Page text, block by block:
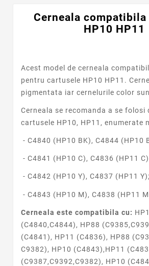
Cerneala
HP10 HP11
Acest model de cerneala
pentru cartusele HP10 HP11.
pigmentata iar cernelurile color
Cerneala se recomanda a se folosi
cartusele HP10, HP11, enumerate
- C4840 (HP10 BK), C4844 (HP10
- C4841 (HP10 C), C4836 (HP11 C)
- C4842 (HP10 Y), C4837 (HP11 Y);
- C4843 (HP10 M), C4838 (HP11
Cerneala este compatibila cu:
(C4840,C4844), HP88
(C4841), HP11 (C4836), HP88
C9382), HP10 (C4843),HP11
(C9387,C9392,C9382), HP10